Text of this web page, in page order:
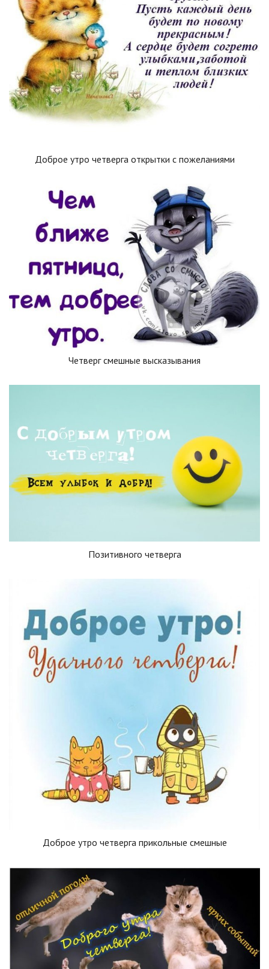
Доброе утро четверга открытки с пожеланиями
Четверг смешные высказывания
Позитивного четверга
Доброе утро четверга прикольные смешные